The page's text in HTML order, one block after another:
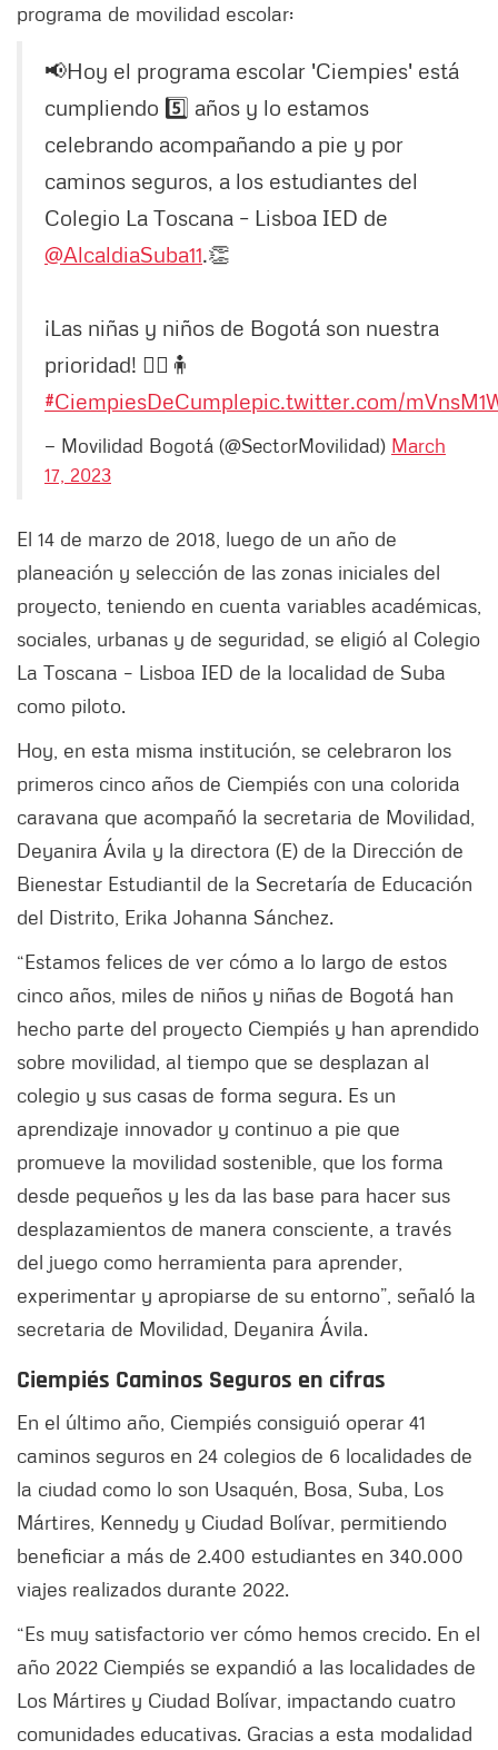
programa de movilidad escolar:
📢Hoy el programa escolar 'Ciempies' está
cumpliendo 5️⃣ años y lo estamos
celebrando acompañando a pie y por
caminos seguros, a los estudiantes del
Colegio La Toscana – Lisboa IED de
@AlcaldiaSuba11.👏
¡Las niñas y niños de Bogotá son nuestra
prioridad! 🧍‍♀️🧍
#CiempiesDeCumplepic.twitter.com/
— Movilidad Bogotá (@SectorMovilidad) March
17, 2023
El 14 de marzo de 2018, luego de un año de
planeación y selección de las zonas iniciales del
proyecto, teniendo en cuenta variables académicas,
sociales, urbanas y de seguridad, se eligió al Colegio
La Toscana – Lisboa IED de la localidad de Suba
como piloto.
Hoy, en esta misma institución, se celebraron los
primeros cinco años de Ciempiés con una colorida
caravana que acompañó la secretaria de Movilidad,
Deyanira Ávila y la directora (E) de la Dirección de
Bienestar Estudiantil de la Secretaría de Educación
del Distrito, Erika Johanna Sánchez.
“Estamos felices de ver cómo a lo largo de estos
cinco años, miles de niños y niñas de Bogotá han
hecho parte del proyecto Ciempiés y han aprendido
sobre movilidad, al tiempo que se desplazan al
colegio y sus casas de forma segura. Es un
aprendizaje innovador y continuo a pie que
promueve la movilidad sostenible, que los forma
desde pequeños y les da las base para hacer sus
desplazamientos de manera consciente, a través
del juego como herramienta para aprender,
experimentar y apropiarse de su entorno”, señaló la
secretaria de Movilidad, Deyanira Ávila.
Ciempiés Caminos Seguros en cifras
En el último año, Ciempiés consiguió operar 41
caminos seguros en 24 colegios de 6 localidades de
la ciudad como lo son Usaquén, Bosa, Suba, Los
Mártires, Kennedy y Ciudad Bolívar, permitiendo
beneficiar a más de 2.400 estudiantes en 340.000
viajes realizados durante 2022.
“Es muy satisfactorio ver cómo hemos crecido. En el
año 2022 Ciempiés se expandió a las localidades de
Los Mártires y Ciudad Bolívar, impactando cuatro
comunidades educativas. Gracias a esta modalidad